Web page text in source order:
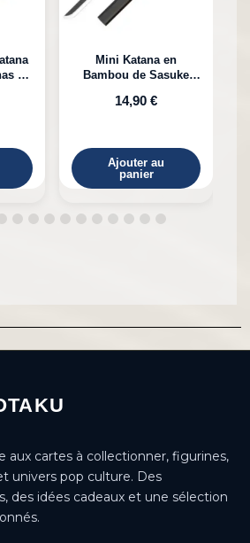
en
Mini Katana en
Bambou de Sasuke
14,90 €
Ajouter au
panier
aux cartes à collectionner, figurines,
univers pop culture. Des
des idées cadeaux et une sélection